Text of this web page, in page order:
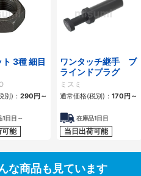
3種 細目
別)： 290 円 ～
1日目～
可能
ワンタッチ継手 ブ
ラインドプラグ
ミスミ
通常価格(税別)： 170 円 ～
在庫品1日目
当日出荷可能
な商品も見ています